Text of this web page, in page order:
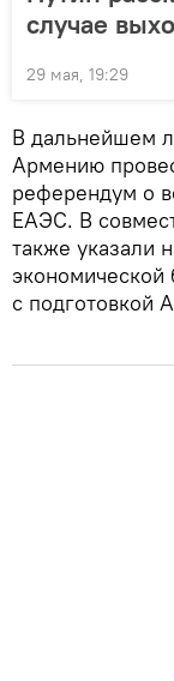
случае
29 мая, 19:29
В дальнейшем
Армению
референдум о
ЕАЭС. В
также указали
экономической
с подготовкой